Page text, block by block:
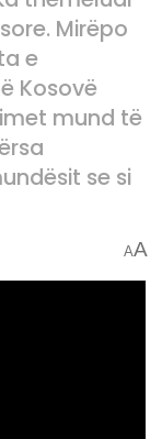
Mirëpo
e
Kosovë
mund të
se si
AA